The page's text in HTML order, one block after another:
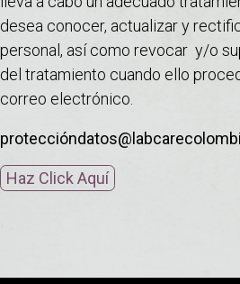
desea conocer, actualizar y
personal, así como revocar y/o
del tratamiento cuando ello
correo electrónico.
Haz Click Aquí